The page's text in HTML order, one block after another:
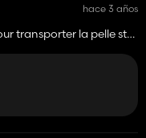
hace 3 años
transporter la pelle stp